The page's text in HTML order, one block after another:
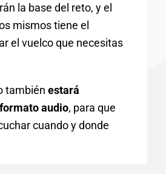
la base del reto, y el
mismos tiene el
el vuelco que necesitas
también estará
audio, para que
cuando y donde